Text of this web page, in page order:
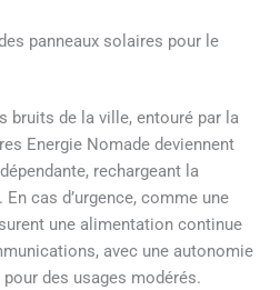
panneaux solaires pour le
bruits de la ville, entouré par la
Energie Nomade deviennent
rechargeant la
cas d’urgence, comme une
une alimentation continue
avec une autonomie
pour des usages modérés.